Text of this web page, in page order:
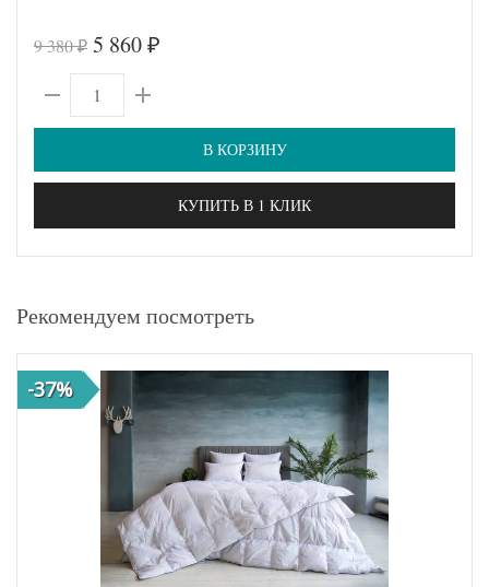
9 380₽ 5 860 ₽
В КОРЗИНУ
КУПИТЬ В 1 КЛИК
Рекомендуем посмотреть
-37%